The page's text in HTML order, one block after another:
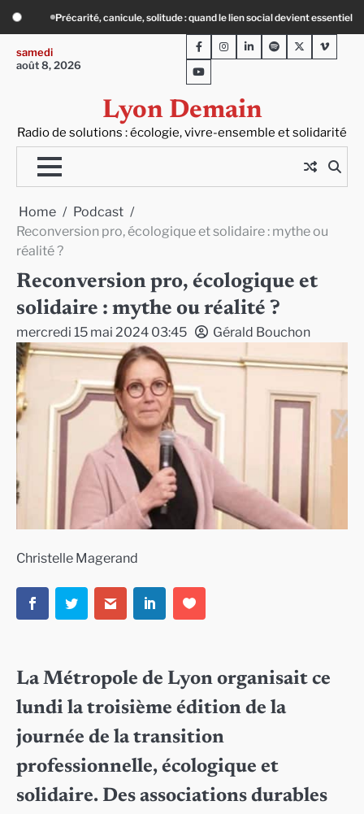
Skip
content
devient essentiel « Ça chauffe » : des acteurs du batiment face au défi
samedi
août 8, 2026
Lyon Demain
Radio de solutions : écologie, vivre-ensemble et solidarité
FacebookInstagram
LinkedInSpotifyTwitterViméo
Youtube
Home
Podcast
Reconversion pro, écologique et solidaire : mythe ou
réalité ?
Reconversion pro, écologique et
solidaire : mythe ou réalité ?
mercredi 15 mai 2024 03:45 Gérald Bouchon
Christelle Magerand
La Métropole de Lyon organisait ce
lundi la troisième édition de la
journée de la transition
professionnelle, écologique et
solidaire. Des associations durables